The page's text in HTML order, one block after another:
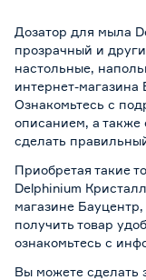
Дозатор для мыла
прозрачный и
настольные,
интернет-
Ознакомьтесь с
описанием, а также
сделать
Приобретая такие
Delphinium
магазине
получить товар
ознакомьтесь с
Вы можете сделать